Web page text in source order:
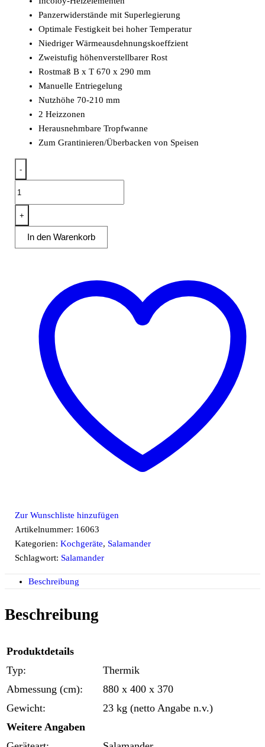
Panzerwiderstände mit Superlegierung
Optimale Festigkeit bei hoher Temperatur
Niedriger Wärmeausdehnungskoeffzient
Zweistufig höhenverstellbarer Rost
Rostmaß B x T 670 x 290 mm
Manuelle Entriegelung
Nutzhöhe 70-210 mm
2 Heizzonen
Herausnehmbare Tropfwanne
Zum Grantinieren/Überbacken von Speisen
-
vorne
offen
Menge
+
In den Warenkorb
Zur Wunschliste hinzufügen
Artikelnummer: 16063
Kategorien:Kochgeräte, Salamander
Schlagwort: Salamander
Beschreibung
Beschreibung
Produktdetails
Typ:
Thermik
Abmessung (cm):
880 x 400 x 370
Gewicht:
23 kg (netto Angabe n.v.)
Weitere Angaben